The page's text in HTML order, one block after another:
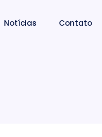
Notícias Contato